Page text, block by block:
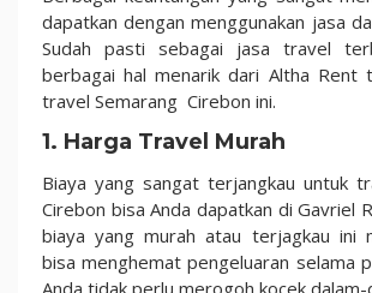
dapatkan dengan menggunakan jasa
Sudah pasti sebagai jasa travel
berbagai hal menarik dari Altha Rent
travel Semarang Cirebon ini.
1. Harga Travel Murah
Biaya yang sangat terjangkau untuk
Cirebon bisa Anda dapatkan di Gavriel
biaya yang murah atau terjagkau ini
bisa menghemat pengeluaran selama